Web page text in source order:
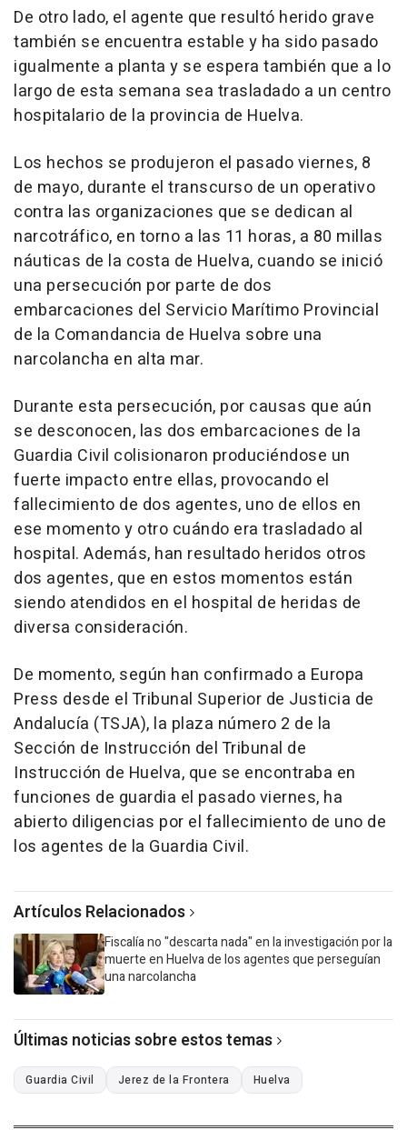
De otro lado, el agente que resultó herido grave
también se encuentra estable y ha sido pasado
igualmente a planta y se espera también que a lo
largo de esta semana sea trasladado a un centro
hospitalario de la provincia de Huelva.
Los hechos se produjeron el pasado viernes, 8
de mayo, durante el transcurso de un operativo
contra las organizaciones que se dedican al
narcotráfico, en torno a las 11 horas, a 80 millas
náuticas de la costa de Huelva, cuando se inició
una persecución por parte de dos
embarcaciones del Servicio Marítimo Provincial
de la Comandancia de Huelva sobre una
narcolancha en alta mar.
Durante esta persecución, por causas que aún
se desconocen, las dos embarcaciones de la
Guardia Civil colisionaron produciéndose un
fuerte impacto entre ellas, provocando el
fallecimiento de dos agentes, uno de ellos en
ese momento y otro cuándo era trasladado al
hospital. Además, han resultado heridos otros
dos agentes, que en estos momentos están
siendo atendidos en el hospital de heridas de
diversa consideración.
De momento, según han confirmado a Europa
Press desde el Tribunal Superior de Justicia de
Andalucía (TSJA), la plaza número 2 de la
Sección de Instrucción del Tribunal de
Instrucción de Huelva, que se encontraba en
funciones de guardia el pasado viernes, ha
abierto diligencias por el fallecimiento de uno de
los agentes de la Guardia Civil.
Artículos Relacionados
Fiscalía no "descarta nada" en la investigación por la
muerte en Huelva de los agentes que perseguían
una narcolancha
Últimas noticias sobre estos temas
Guardia Civil Jerez de la Frontera Huelva